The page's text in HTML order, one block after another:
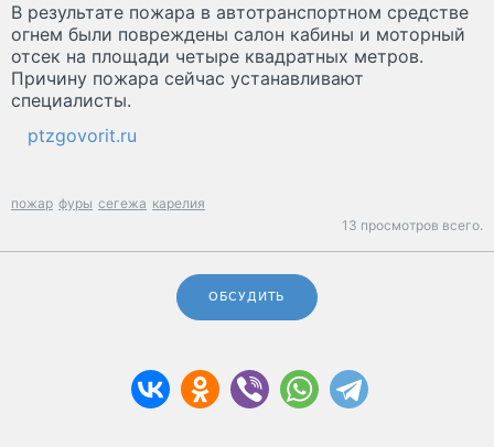
В результате пожара в автотранспортном средстве
огнем были повреждены салон кабины и моторный
отсек на площади четыре квадратных метров.
Причину пожара сейчас устанавливают
специалисты.
ptzgovorit.ru
пожар фуры сегежа карелия
13 просмотров всего.
ОБСУДИТЬ